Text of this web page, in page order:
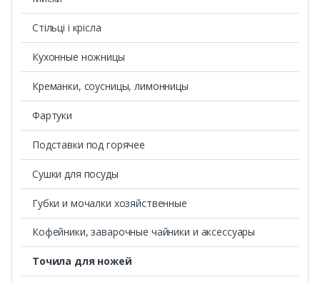
Стільці і крісла
Кухонные ножницы
Креманки, соусницы, лимонницы
Фартуки
Подставки под горячее
Сушки для посуды
Губки и мочалки хозяйственные
Кофейники, заварочные чайники и аксессуары
Точила для ножей